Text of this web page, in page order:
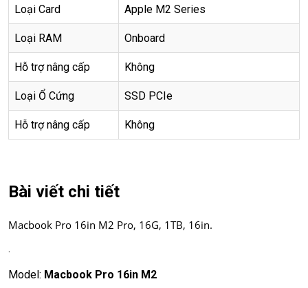
Loại Card Apple M2 Series
Loại RAM Onboard
Hỗ trợ nâng cấp Không
Loại Ổ Cứng SSD PCIe
Hỗ trợ nâng cấp Không
Bài viết chi tiết
Macbook Pro 16in M2 Pro, 16G, 1TB, 16in.
.
Model: Macbook Pro 16in M2